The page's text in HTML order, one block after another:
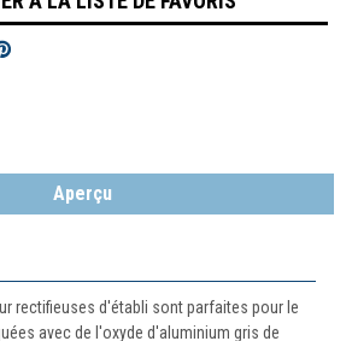
Aperçu
rectifieuses d'établi sont parfaites pour le
avec de l'oxyde d'aluminium gris de